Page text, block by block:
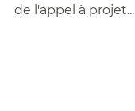
de l'appel à projet...